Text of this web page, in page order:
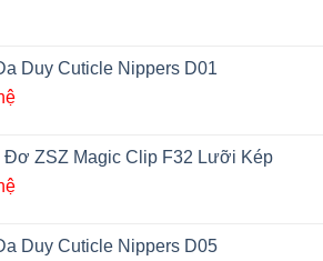
Duy Cuticle Nippers D01
Đơ ZSZ Magic Clip F32 Lưỡi Kép
Duy Cuticle Nippers D05